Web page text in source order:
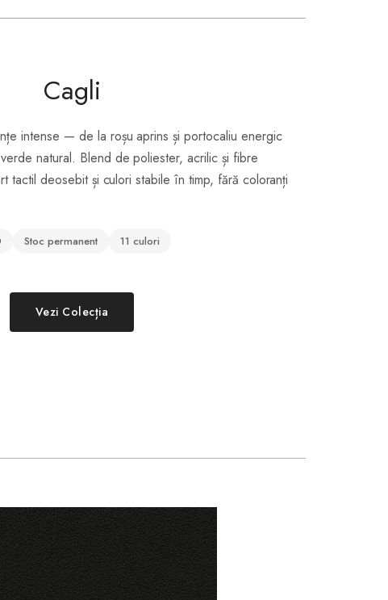
Cagli
intense — de la roșu aprins și portocaliu energic
natural. Blend de poliester, acrilic și fibre
tactil deosebit și culori stabile în timp, fără coloranți
Stoc permanent 11 culori
Vezi Colecția